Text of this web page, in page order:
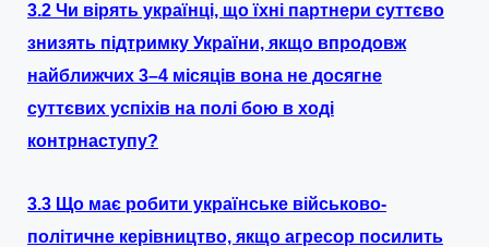
3.2 Чи вірять українці, що їхні партнери суттєво
знизять підтримку України, якщо впродовж
найближчих 3–4 місяців вона не досягне
суттєвих успіхів на полі бою в ході
контрнаступу?
3.3 Що має робити українське військово-
політичне керівництво, якщо агресор посилить